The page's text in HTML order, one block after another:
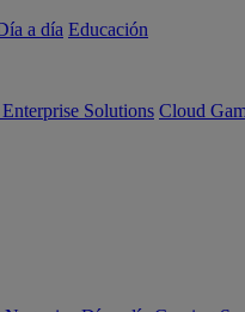
a día Educación
Solutions Cloud